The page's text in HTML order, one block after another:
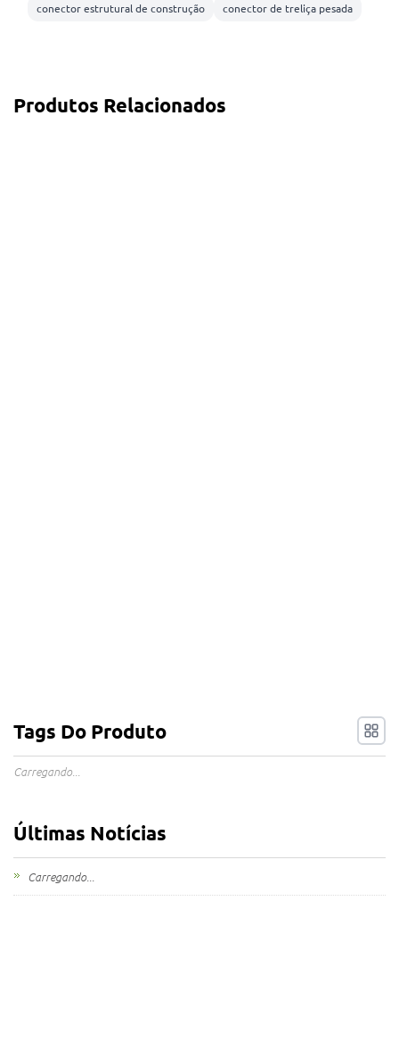
conector estrutural de construção
conector de treliça pesada
Produtos Relacionados
Tags Do Produto
Carregando...
Últimas Notícias
Carregando...